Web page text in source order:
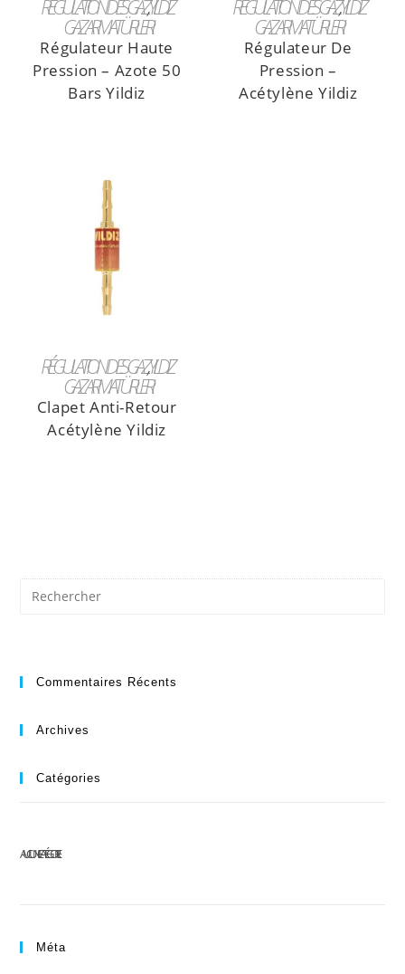
RÉGULATION DES GAZ,YILDIZ
GAZ ARMATÜRLERI
Régulateur Haute
Pression – Azote 50
Bars Yildiz
RÉGULATION DES GAZ,YILDIZ
GAZ ARMATÜRLERI
Régulateur De
Pression –
Acétylène Yildiz
LIRE LA SUITE
RÉGULATION DES GAZ,YILDIZ
GAZ ARMATÜRLERI
Clapet Anti-Retour
Acétylène Yildiz
Commentaires Récents
Archives
Catégories
AUCUNE CATÉGORIE
Méta